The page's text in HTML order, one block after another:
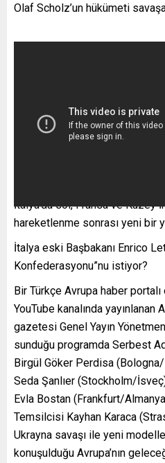
Olaf Scholz’un hükümeti
İtalya’da sol, Fransa ve Kuzey
hareketlenme sonrası yeni bir
İtalya eski Başbakanı Enrico
Konfederasyonu”nu istiyor?
Bir Türkçe Avrupa haber portalı
YouTube kanalında yayınlanan
gazetesi Genel Yayın
sunduğu programda Serbest
Birgül Göker Perdisa
Seda Şanlıer (Stockholm/
Evla Bostan (Frankfurt/
Temsilcisi Kayhan Karaca
Ukrayna savaşı ile yeni
konuşulduğu Avrupa’nın